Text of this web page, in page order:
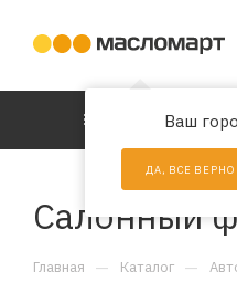
Ваш
ДА, ВСЕ ВЕРНО
КАТАЛОГ
Салонный
Главная — Каталог —